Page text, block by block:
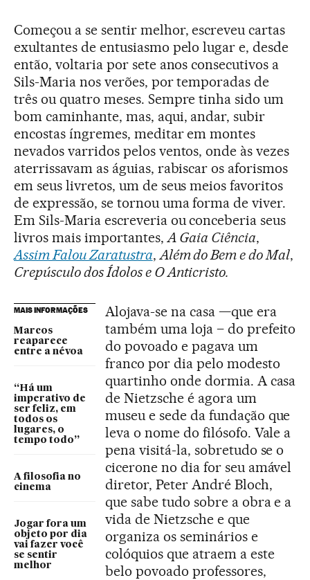
Começou a se sentir melhor, escreveu cartas
exultantes de entusiasmo pelo lugar e, desde
então, voltaria por sete anos consecutivos a
Sils-Maria nos verões, por temporadas de
três ou quatro meses. Sempre tinha sido um
bom caminhante, mas, aqui, andar, subir
encostas íngremes, meditar em montes
nevados varridos pelos ventos, onde às vezes
aterrissavam as águias, rabiscar os aforismos
em seus livretos, um de seus meios favoritos
de expressão, se tornou uma forma de viver.
Em Sils-Maria escreveria ou conceberia seus
livros mais importantes,A Gaia Ciência,
Assim Falou Zaratustra,Além do Bem e do Mal,
Crepúsculo dos Ídolos e O Anticristo.
MAIS INFORMAÇÕES
Marcos
reaparece
entre a névoa
“Há um
imperativo de
ser feliz, em
todos os
lugares, o
tempo todo”
A filosofia no
cinema
Jogar fora um
objeto por dia
vai fazer você
se sentir
melhor
Alojava-se na casa —que era
também uma loja – do prefeito
do povoado e pagava um
franco por dia pelo modesto
quartinho onde dormia. A casa
de Nietzsche é agora um
museu e sede da fundação que
leva o nome do filósofo. Vale a
pena visitá-la, sobretudo se o
cicerone no dia for seu amável
diretor, Peter André Bloch,
que sabe tudo sobre a obra e a
vida de Nietzsche e que
organiza os seminários e
colóquios que atraem a este
belo povoado professores,